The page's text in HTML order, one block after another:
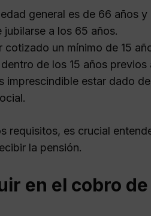
general es de 66 años y
a los 65 años.
cotizado un mínimo de 15
de los 15 años
imprescindible estar dado
requisitos, es crucial
la pensión.
en el cobro